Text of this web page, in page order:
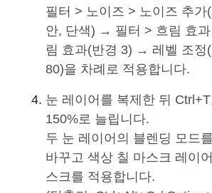
필터 > 노이즈 > 노이즈 추가(
안, 단색) → 필터 > 흐림 효
림 효과(반경 3) → 레벨 조정
80)을 차례로 적용합니다.
눈 레이어를 복제한 뒤
150%로 늘립니다.
두 눈 레이어의 블렌딩 모드
바꾸고 색상 칠 마스크 레이
스크를 적용합니다.